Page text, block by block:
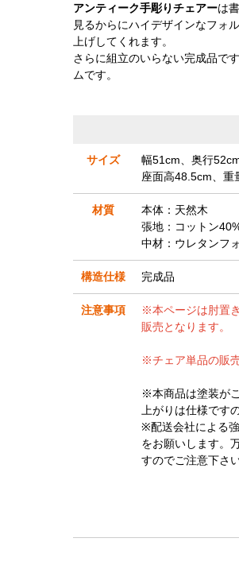
アンティーク手彫りチェアーは
見るからにハイデザインなフォ
上げしてくれます。
さらに組立のいらない完成品で
ムです。
サイズ
幅51cm、奥行
座面高48.5cm、重
材質
本体：天然木
張地：コットン
中材：ウレタンフ
構造仕様 完成品
注意事項
※本ページは肘置
販売となります。
※チェア単品の販
※本商品は塗装が
上がりは仕様です
※配送会社による
をお願いします。
すのでご注意下さい